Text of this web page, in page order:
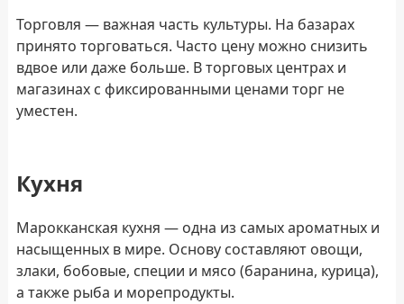
Торговля — важная часть культуры. На базарах
принято торговаться. Часто цену можно снизить
вдвое или даже больше. В торговых центрах и
магазинах с фиксированными ценами торг не
уместен.
Кухня
Марокканская кухня — одна из самых ароматных и
насыщенных в мире. Основу составляют овощи,
злаки, бобовые, специи и мясо (баранина, курица),
а также рыба и морепродукты.